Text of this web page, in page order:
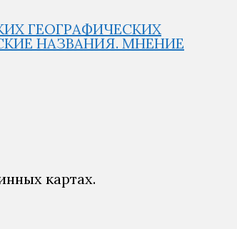
ГЕОГРАФИЧЕСКИХ
НАЗВАНИЯ. МНЕНИЕ
картах.